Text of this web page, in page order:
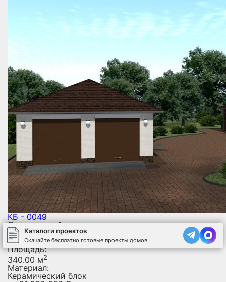
КБ - 0049
Двухэтажный дом
Размер:
18 х 15 м
Площадь:
340.00 м2
Материал:
Керамический блок
Каталоги проектов
Скачайте бесплатно готовые проекты домов!